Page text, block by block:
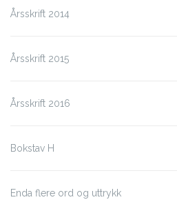
Årsskrift 2014
Årsskrift 2015
Årsskrift 2016
Bokstav H
Enda flere ord og uttrykk